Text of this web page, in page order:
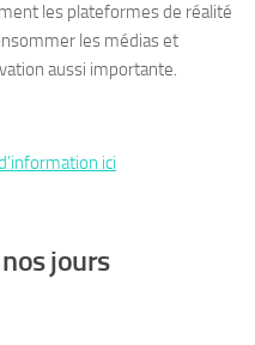
les plateformes de réalité
les médias et
aussi importante.
ici
jours